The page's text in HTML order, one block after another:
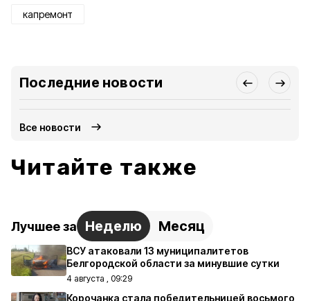
капремонт
Последние новости
Все новости
Читайте также
Лучшее за Неделю Месяц
ВСУ атаковали 13 муниципалитетов
Белгородской области за минувшие сутки
4 августа , 09:29
Корочанка стала победительницей восьмого